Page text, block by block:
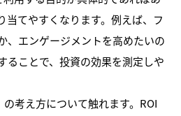
当てやすくなります。例えば、フ
、エンゲージメントを高めたいの
ることで、投資の効果を測定しや
考え方について触れます。ROI